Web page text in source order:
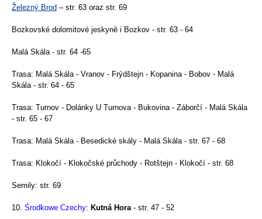
Železný Brod – str. 63 oraz str. 69
Bozkovské dolomitové jeskyně i Bozkov - str. 63 - 64
Malá Skála - str. 64 -65
Trasa: Malá Skála - Vranov - Frýdštejn - Kopanina - Bobov - Malá
Skála - str. 64 - 65
Trasa: Turnov - Dolánky U Turnova - Bukovina - Záborčí - Malá Skála
- str. 65 - 67
Trasa: Malá Skála - Besedické skály - Malá Skála - str. 67 - 68
Trasa: Klokočí - Klokočské průchody - Rotštejn - Klokočí - str. 68
Semily: str. 69
10. Środkowe Czechy: Kutná Hora- str. 47 - 52